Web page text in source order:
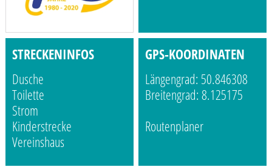
STRECKENINFOS
Dusche
Toilette
Strom
Kinderstrecke
Vereinshaus
GPS-KOORDINATEN
Längengrad: 50.846308
Breitengrad: 8.125175
Routenplaner